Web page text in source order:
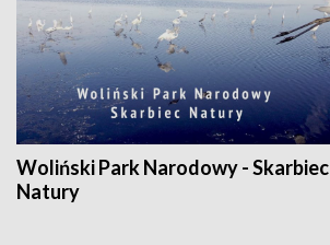
Woliński Park Narodowy - Skarbiec
Natury